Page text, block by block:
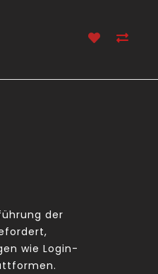
der
wie Login-